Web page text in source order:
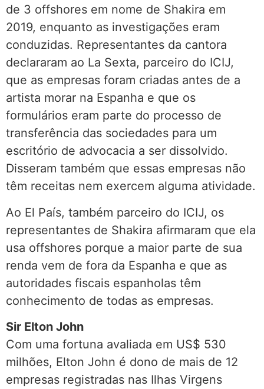
de 3 offshores em nome de Shakira em
2019, enquanto as investigações eram
conduzidas. Representantes da cantora
declararam ao La Sexta, parceiro do ICIJ,
que as empresas foram criadas antes de a
artista morar na Espanha e que os
formulários eram parte do processo de
transferência das sociedades para um
escritório de advocacia a ser dissolvido.
Disseram também que essas empresas não
têm receitas nem exercem alguma atividade.
Ao El País, também parceiro do ICIJ, os
representantes de Shakira afirmaram que ela
usa offshores porque a maior parte de sua
renda vem de fora da Espanha e que as
autoridades fiscais espanholas têm
conhecimento de todas as empresas.
Sir Elton John
Com uma fortuna avaliada em US$ 530
milhões, Elton John é dono de mais de 12
empresas registradas nas Ilhas Virgens